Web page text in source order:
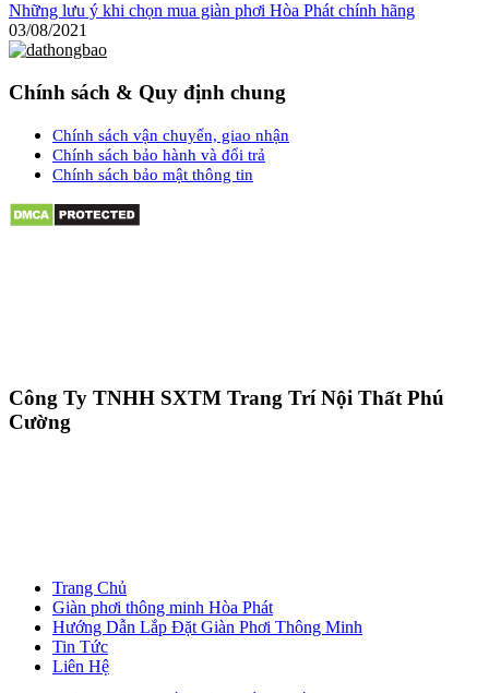
Những lưu ý khi chọn mua giàn phơi Hòa Phát chính hãng
03/08/2021
Chính sách & Quy định chung
Chính sách vận chuyển, giao nhận
Chính sách bảo hành và đổi trả
Chính sách bảo mật thông tin
Công Ty TNHH SXTM Trang Trí Nội Thất Phú
Cường
Trang Chủ
Giàn phơi thông minh Hòa Phát
Hướng Dẫn Lắp Đặt Giàn Phơi Thông Minh
Tin Tức
Liên Hệ